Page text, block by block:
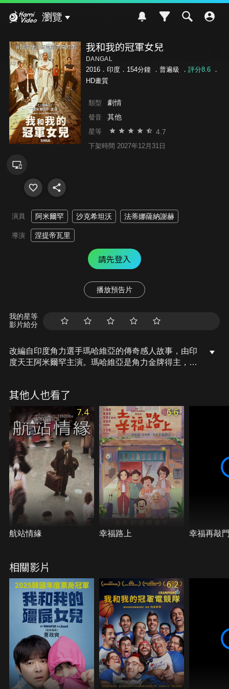
瀏覽
我和我的冠軍女兒
DANGAL
2016．印度．154分鐘 ． 普遍級 ． 評分8.6．
HD畫質
類型 劇情
發音 其他
星等 4.7
下架時間 2027年12月31日
演員 阿米爾罕 沙克希坦沃 法蒂娜薩納謝赫
導演 涅提帝瓦里
請先登入
播放預告片
我的星等
影片給分
改編自印度角力選手瑪哈維亞的傳奇感人故事，由印
度天王阿米爾罕主演。瑪哈維亞是角力金牌得主，卻
年來他膝下無子，卻有四位寶貝女兒。幾乎要放棄的
他在偶然機緣下，發現兩個女兒不讓鬚眉的角力天
分，開始訓練她們角力，過程酸甜苦辣，這幫父女怎
麼面對來自四面八方的輿論、歧視？他們又真能獲得
最後的勝利嗎？
其他人也看了
7.4
航站情緣
6.6
幸福路上 幸福再敲
相關影片
6.2